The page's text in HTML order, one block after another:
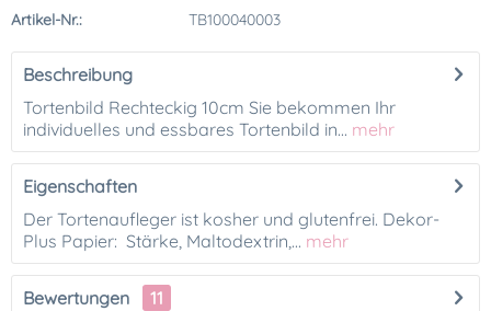
Artikel-Nr.: TB100040003
Beschreibung
Tortenbild Rechteckig 10cm Sie bekommen Ihr
individuelles und essbares Tortenbild in... mehr
Eigenschaften
Der Tortenaufleger ist kosher und glutenfrei. Dekor-
Plus Papier: Stärke, Maltodextrin,... mehr
Bewertungen
11